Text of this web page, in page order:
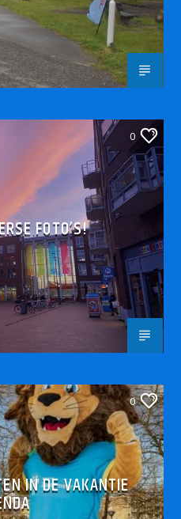
0
FOTO’S!
0
IN DE VAKANTIE